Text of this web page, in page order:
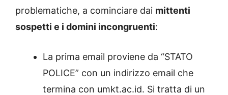
problematiche, a cominciare dai mittenti
sospetti e i domini incongruenti:
La prima email proviene da “STATO
POLICE” con un indirizzo email che
termina con umkt.ac.id. Si tratta di un